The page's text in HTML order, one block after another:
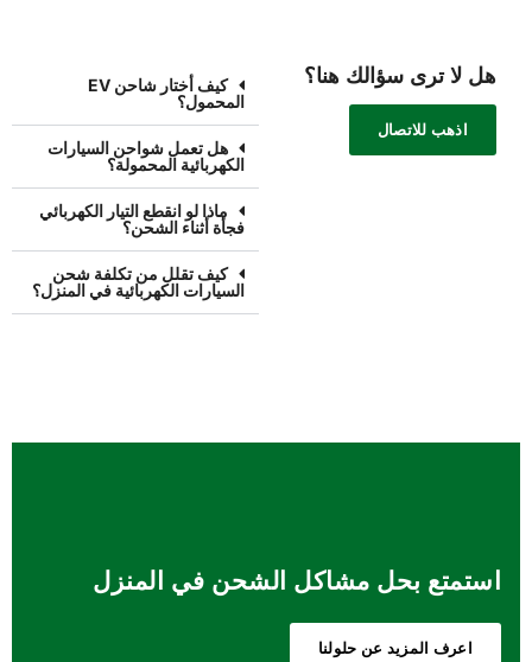
هل لا ترى سؤالك هنا؟
اذهب للاتصال
كيف أختار شاحن EV
المحمول؟
هل تعمل شواحن السيارات
الكهربائية المحمولة؟
ماذا لو انقطع التيار الكهربائي
فجأة أثناء الشحن؟
كيف تقلل من تكلفة شحن
السيارات الكهربائية في المنزل؟
استمتع بحل مشاكل الشحن في المنزل
اعرف المزيد عن حلولنا